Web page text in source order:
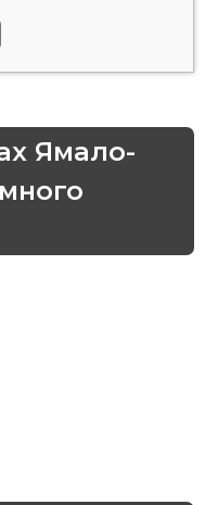
Ямало-